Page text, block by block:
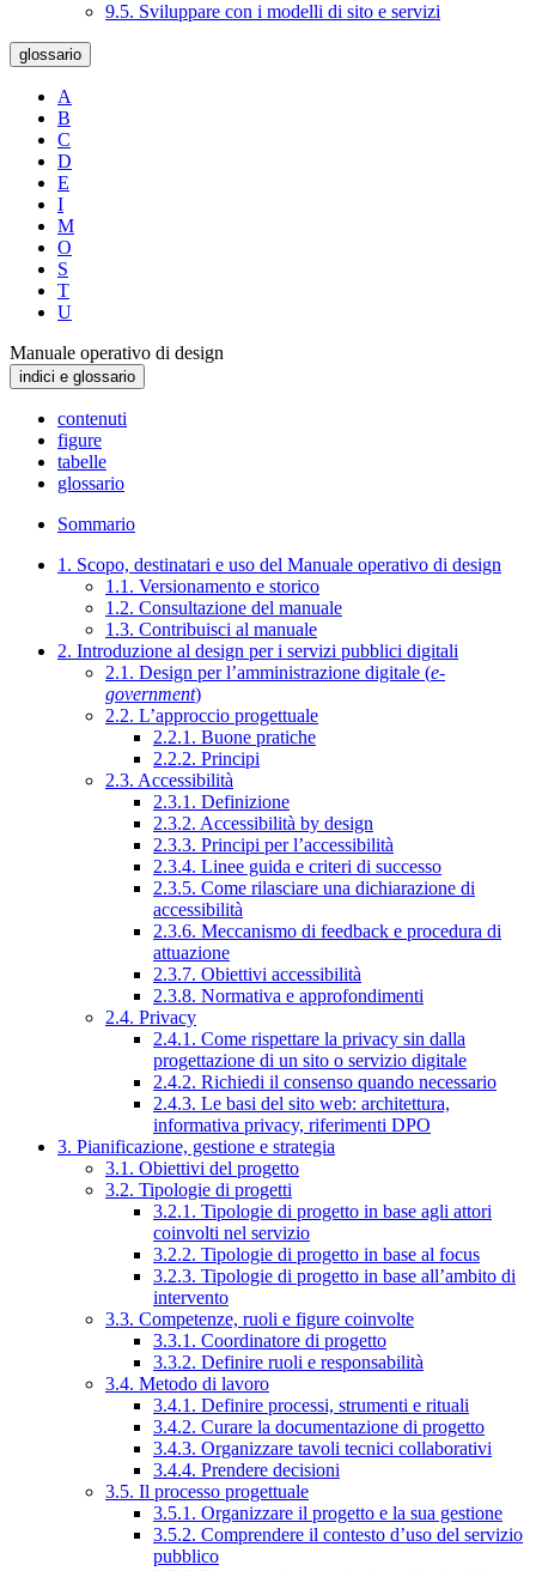
9.5. Sviluppare con i modelli di sito e servizi
glossario
A
B
C
D
E
I
M
O
S
T
U
Manuale operativo di design
indici e glossario
contenuti
figure
tabelle
glossario
Sommario
1. Scopo, destinatari e uso del Manuale operativo di design
1.1. Versionamento e storico
1.2. Consultazione del manuale
1.3. Contribuisci al manuale
2. Introduzione al design per i servizi pubblici digitali
2.1. Design per l’amministrazione digitale (e-
government)
2.2. L’approccio progettuale
2.2.1. Buone pratiche
2.2.2. Principi
2.3. Accessibilità
2.3.1. Definizione
2.3.2. Accessibilità by design
2.3.3. Principi per l’accessibilità
2.3.4. Linee guida e criteri di successo
2.3.5. Come rilasciare una dichiarazione di
accessibilità
2.3.6. Meccanismo di feedback e procedura di
attuazione
2.3.7. Obiettivi accessibilità
2.3.8. Normativa e approfondimenti
2.4. Privacy
2.4.1. Come rispettare la privacy sin dalla
progettazione di un sito o servizio digitale
2.4.2. Richiedi il consenso quando necessario
2.4.3. Le basi del sito web: architettura,
informativa privacy, riferimenti DPO
3. Pianificazione, gestione e strategia
3.1. Obiettivi del progetto
3.2. Tipologie di progetti
3.2.1. Tipologie di progetto in base agli attori
coinvolti nel servizio
3.2.2. Tipologie di progetto in base al focus
3.2.3. Tipologie di progetto in base all’ambito di
intervento
3.3. Competenze, ruoli e figure coinvolte
3.3.1. Coordinatore di progetto
3.3.2. Definire ruoli e responsabilità
3.4. Metodo di lavoro
3.4.1. Definire processi, strumenti e rituali
3.4.2. Curare la documentazione di progetto
3.4.3. Organizzare tavoli tecnici collaborativi
3.4.4. Prendere decisioni
3.5. Il processo progettuale
3.5.1. Organizzare il progetto e la sua gestione
3.5.2. Comprendere il contesto d’uso del servizio
pubblico